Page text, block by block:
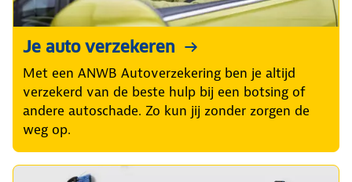
Je auto verzekeren
Met een ANWB Autoverzekering ben je altijd
verzekerd van de beste hulp bij een botsing of
andere autoschade. Zo kun jij zonder zorgen de
weg op.